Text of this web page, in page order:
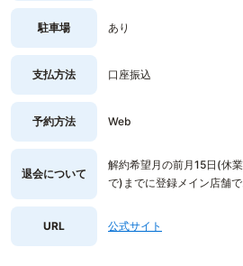
駐車場 あり
支払方法 口座振込
予約方法 Web
退会について
解約希望月の前月15日(休
で)までに登録メイン店舗
URL 公式サイト